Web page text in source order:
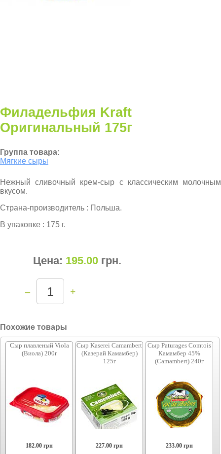
Филадельфия Kraft
Оригинальный 175г
Группа товара:
Мягкие сыры
Нежный сливочный крем-сыр с классическим молочным
вкусом.
Страна-производитель : Польша.
В упаковке : 175 г.
Цена: 195.00 грн.
– +
Похожие товары
Сыр плавленый Viola
(Виола) 200г
182.00 грн
Сыр Kaserei Camambert
(Казерай Камамбер)
125г
227.00 грн
Сыр Paturages Comtois
Камамбер 45%
(Camambert) 240г
233.00 грн